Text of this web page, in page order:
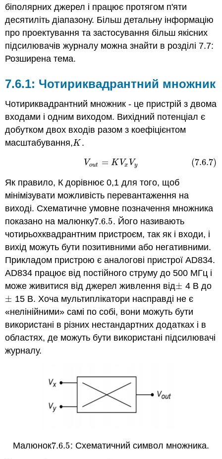
біполярних джерел і працює протягом п'яти
десятиліть діапазону. Більш детальну інформацію
про проектування та застосування більш якісних
підсилювачів журналу можна знайти в розділі 7.7:
Розширена тема.
7.6.1: Чотириквадрантний множник
Чотириквадрантний множник - це пристрій з двома
входами і одним виходом. Вихідний потенціал є
добутком двох входів разом з коефіцієнтом
масштабування,K
K .
Vout = K Vx Vy (7.6.7)
(7.6.7) Vo ut=K Vx
Як правило, К дорівнює 0,1 для того, щоб
мінімізувати можливість перевантаження на
виході. Схематичне умовне позначення множника
показано на малюнку7.6.5
7.6.5. Його називають
чотирьохквадрантним пристроєм, так як і входи, і
вихід можуть бути позитивними або негативними.
Прикладом пристрою є аналогові пристрої AD834.
AD834 працює від постійного струму до 500 МГц і
може живитися від джерел живлення від±
± 4 В до
±
± 15 В. Хоча мультиплікатори насправді не є
«нелінійними» самі по собі, вони можуть бути
використані в різних нестандартних додатках і в
областях, де можуть бути використані підсилювачі
журналу.
Малюнок7.6.5
7.6.5: Схематичний символ множника.